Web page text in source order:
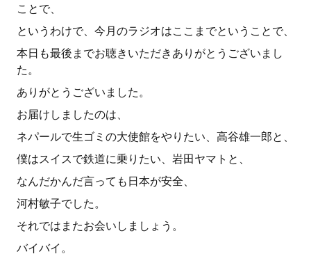
ことで、
というわけで、今月のラジオはここまでということで、
本日も最後までお聴きいただきありがとうございまし
た。
ありがとうございました。
お届けしましたのは、
ネパールで生ゴミの大使館をやりたい、高谷雄一郎と、
僕はスイスで鉄道に乗りたい、岩田ヤマトと、
なんだかんだ言っても日本が安全、
河村敏子でした。
それではまたお会いしましょう。
バイバイ。